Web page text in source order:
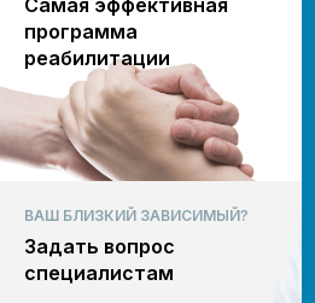
программа
реабилитации
ВАШ БЛИЗКИЙ ЗАВИСИМЫЙ?
Задать вопрос
специалистам